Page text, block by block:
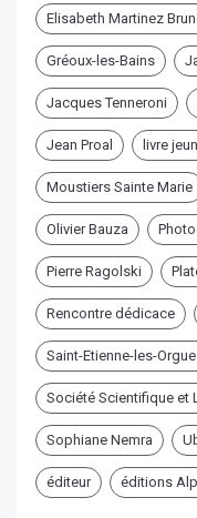
Elisabeth Martinez
Gréoux-les-Bains
Jacques Tenneroni
Jean Proal livre
Moustiers Sainte Marie
Olivier Bauza
Pierre Ragolski
Rencontre dédicace
Saint-Etienne-les-
Société Scientifique et
Sophiane Nemra
éditeur éditions